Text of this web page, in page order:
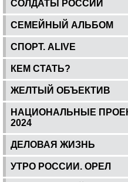
СОЛДАТЫ РОССИИ
СЕМЕЙНЫЙ АЛЬБОМ
СПОРТ. ALIVE
КЕМ СТАТЬ?
ЖЕЛТЫЙ ОБЪЕКТИВ
НАЦИОНАЛЬНЫЕ
2024
ДЕЛОВАЯ ЖИЗНЬ
УТРО РОССИИ. ОРЕЛ